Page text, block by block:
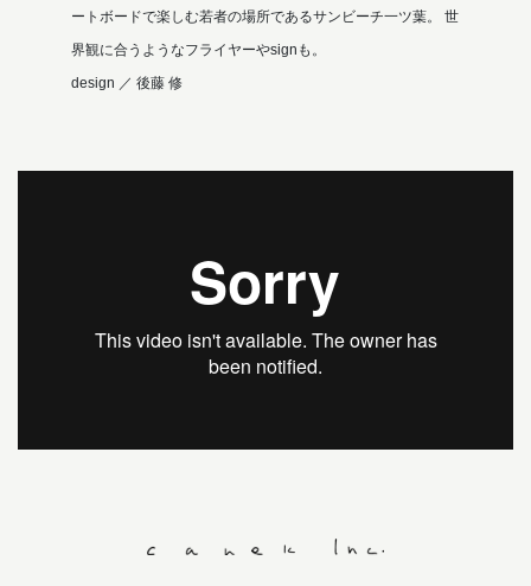
ートボードで楽しむ若者の場所であるサンビーチ一ツ葉。 世
界観に合うようなフライヤーやsignも。
design ／ 後藤 修